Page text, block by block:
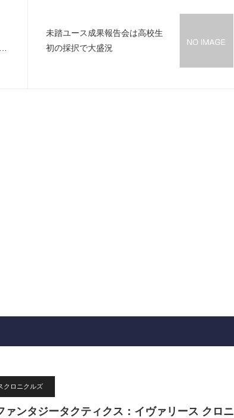
未踏ユース成果報告会は高校生
初の採択で大盛況
クロニクルズ
ァンタジータクティクス：イヴァリース クロニ